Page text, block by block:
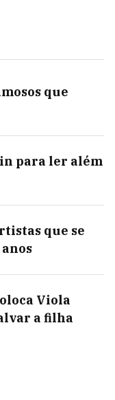
que
para ler além
que se
Viola
a filha